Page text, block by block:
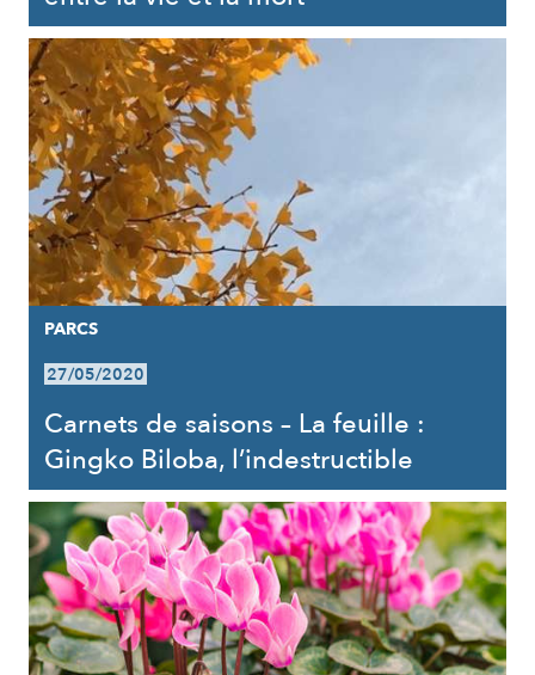
PARCS
27/05/2020
Carnets de saisons – La feuille :
Gingko Biloba, l’indestructible